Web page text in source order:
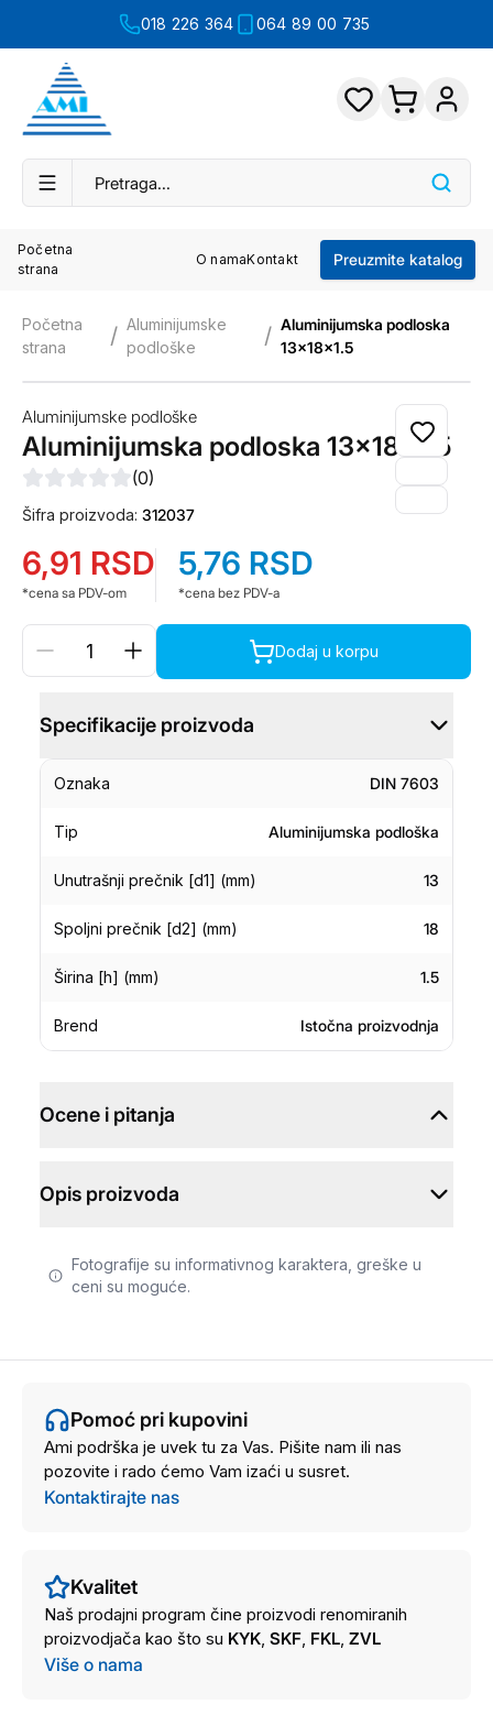
018 226 364 064 89 00 735
Početna
strana
O namaKontakt Preuzmite katalog
Početna
strana
/ Aluminijumske
podloške
/ Aluminijumska podloska
13x18x1.5
Aluminijumske podloške
Aluminijumska podloska 13x18x1.5
(0)
Šifra proizvoda: 312037
6,91 RSD
*cena sa PDV-om
5,76 RSD
*cena bez PDV-a
Dodaj u korpu
Specifikacije proizvoda
Oznaka DIN 7603
Tip Aluminijumska podloška
Unutrašnji prečnik [d1] (mm) 13
Spoljni prečnik [d2] (mm) 18
Širina [h] (mm) 1.5
Brend Istočna proizvodnja
Ocene i pitanja
Opis proizvoda
Fotografije su informativnog karaktera, greške u
ceni su moguće.
Pomoć pri kupovini
Ami podrška je uvek tu za Vas. Pišite nam ili nas
pozovite i rado ćemo Vam izaći u susret.
Kontaktirajte nas
Kvalitet
Naš prodajni program čine proizvodi renomiranih
proizvodjača kao što su KYK, SKF, FKL, ZVL
Više o nama